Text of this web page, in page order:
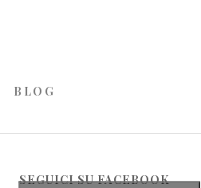
BLOG
SEGUICI SU FACEBOOK